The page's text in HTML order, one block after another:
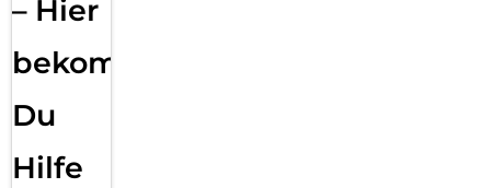
– Hier
bekommst
Du
Hilfe